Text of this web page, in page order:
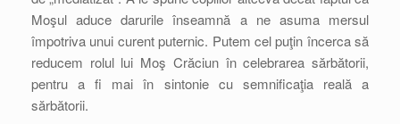
Moşul aduce darurile înseamnă a ne asuma mersul
împotriva unui curent puternic. Putem cel puţin încerca să
reducem rolul lui Moş Crăciun în celebrarea sărbătorii,
pentru a fi mai în sintonie cu semnificaţia reală a
sărbătorii.